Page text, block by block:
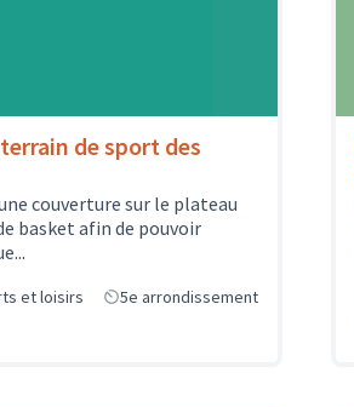
de sport des
couverture sur le plateau
basket afin de pouvoir
et loisirs 5e arrondissement